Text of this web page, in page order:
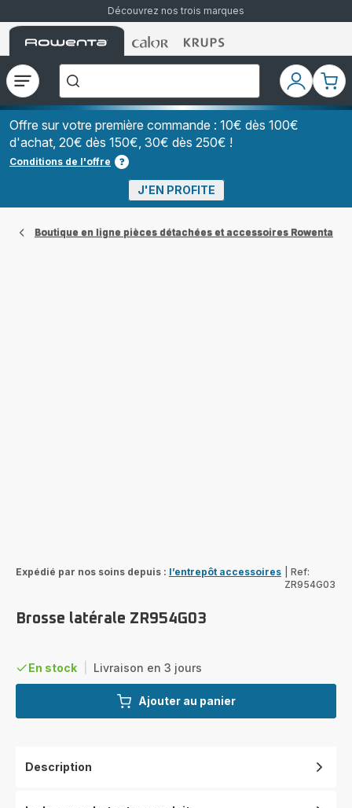
Découvrez nos trois marques
Accueil
Rowenta
Accueil
Rowenta
Accueil
Rowenta
Ouvrir
le
menu
recherchez-
vous
?","Aspirateurs
à
Grains","Centrales
Vapeurs","Sèche
Cheveux"]
Mon
compte
Mon
Offre sur votre première commande : 10€ dès 100€
d'achat, 20€ dès 150€, 30€ dès 250€ !
Conditions de l'offre
J'EN PROFITE
Boutique en ligne pièces détachées et accessoires Rowenta
Expédié par nos soins depuis : l’entrepôt accessoires
Ref:
ZR954G03
Brosse latérale ZR954G03
En stock Livraison en 3 jours
Ajouter au panier
Description